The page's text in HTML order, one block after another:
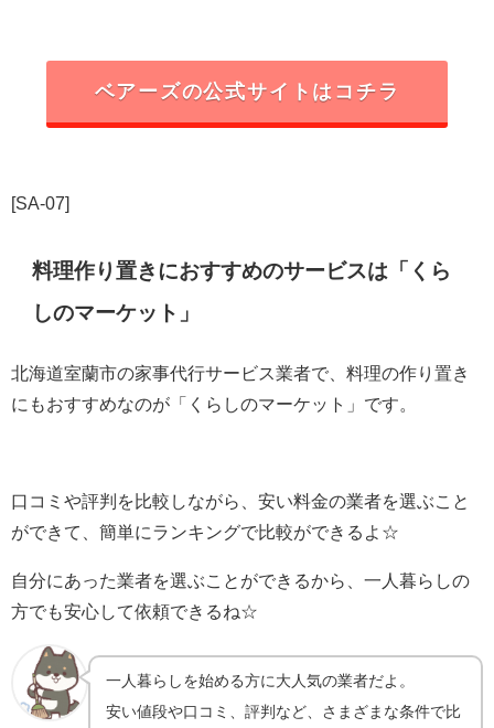
ベアーズの公式サイトはコチラ
[SA-07]
料理作り置きにおすすめのサービスは「くら
しのマーケット」
北海道室蘭市の家事代行サービス業者で、料理の作り置き
にもおすすめなのが「くらしのマーケット」です。
口コミや評判を比較しながら、安い料金の業者を選ぶこと
ができて、簡単にランキングで比較ができるよ☆
自分にあった業者を選ぶことができるから、一人暮らしの
方でも安心して依頼できるね☆
一人暮らしを始める方に大人気の業者だよ。
安い値段や口コミ、評判など、さまざまな条件で比